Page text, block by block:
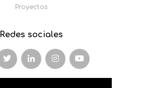
Proyectos
Redes sociales